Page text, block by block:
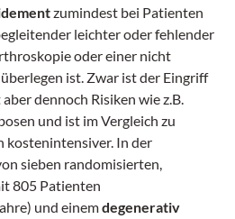
zumindest bei Patienten
leichter oder fehlender
oder einer nicht
ist. Zwar ist der Eingriff
dennoch Risiken wie z.B.
und ist im Vergleich zu
kostenintensiver. In der
sieben randomisierten,
805 Patienten
und einemdegenerativ